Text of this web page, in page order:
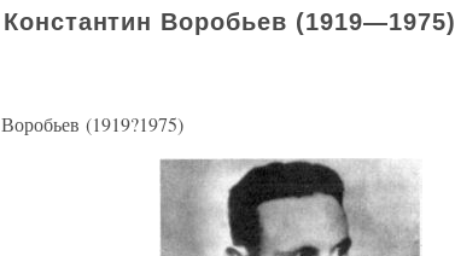
Воробьев (1919―1975)
(1919?1975)